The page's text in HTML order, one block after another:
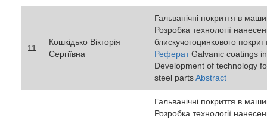
11
Кошкідько Вікторія
Сергіївна
Гальванічні покриття в
Розробка технології
блискучогоцинкового
РефератGalvanic coatings
Development of technology
steel partsAbstract
Гальванічні покриття в
Розробка технології